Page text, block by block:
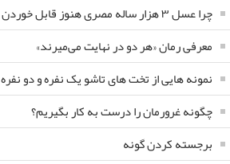
چرا عسل ۳ هزار ساله‌ مصری هنوز قابل خوردن است؟
معرفی رمان «هر دو در نهایت می‌میرند»
نمونه هایی از تخت های تاشو یک نفره و دو نفره
چگونه غرورمان را درست به کار بگیریم؟
برجسته کردن گونه